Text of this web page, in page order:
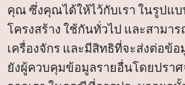
คุณ ซึ่งคุณได้ให้ไว้กับเรา ในรูปแ
โครงสร้าง ใช้กันทั่วไป และสามา
เครื่องจักร และมีสิทธิที่จะส่งต่อข้อ
ยังผู้ควบคุมข้อมูลรายอื่นโดยปรา